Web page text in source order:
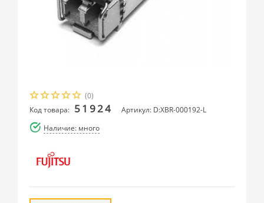
(0)
Код товара: 51924
Артикул: D:XBR-000192-L
Наличие: много